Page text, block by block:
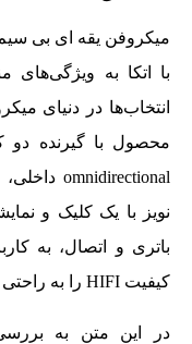
با اتکا به ویژگی‌های
انتخاب‌ها در دنیای
محصول با گیرنده دو
باتری و اتصال، به
کیفیت HIFI را به‌ راحتی ضبط و تنظیم کنند.
در این متن به